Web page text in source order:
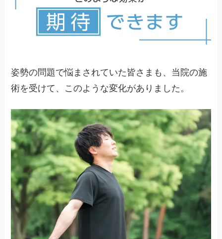
姿勢の問題で悩まされていた皆さまも、当院の施
術を受けて、このような変化がありました。